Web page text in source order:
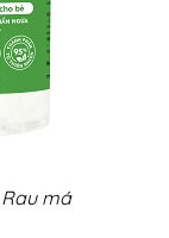
má